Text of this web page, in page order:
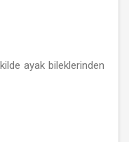
ayak bileklerinden